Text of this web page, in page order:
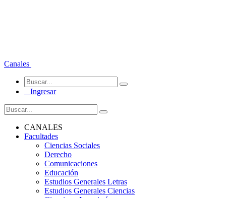
Canales
Ingresar
CANALES
Facultades
Ciencias Sociales
Derecho
Comunicaciones
Educación
Estudios Generales Letras
Estudios Generales Ciencias